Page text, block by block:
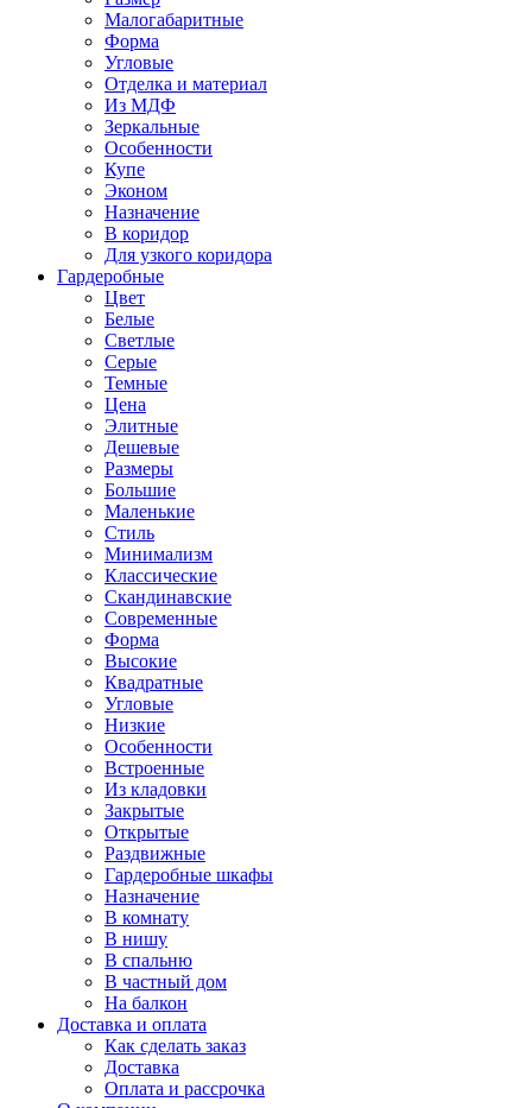
Малогабаритные
Форма
Угловые
Отделка и материал
Из МДФ
Зеркальные
Особенности
Купе
Эконом
Назначение
В коридор
Для узкого коридора
Гардеробные
Цвет
Белые
Светлые
Серые
Темные
Цена
Элитные
Дешевые
Размеры
Большие
Маленькие
Стиль
Минимализм
Классические
Скандинавские
Современные
Форма
Высокие
Квадратные
Угловые
Низкие
Особенности
Встроенные
Из кладовки
Закрытые
Открытые
Раздвижные
Гардеробные шкафы
Назначение
В комнату
В нишу
В спальню
В частный дом
На балкон
Доставка и оплата
Как сделать заказ
Доставка
Оплата и рассрочка